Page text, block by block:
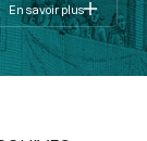
En savoir plus